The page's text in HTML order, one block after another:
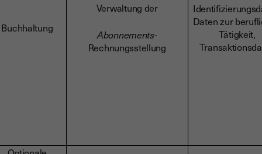
Buchhaltung
Verwaltung der
Abonnements-
Rechnungsstellung
Daten zur
Tätigkeit,